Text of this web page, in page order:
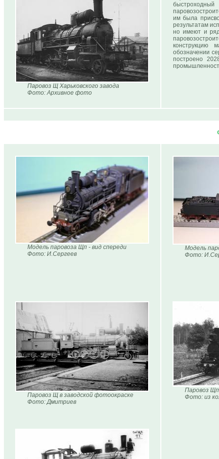
Паровоз Щ Харьковского завода
Фото: Архивное фото
им была
результатам
но имеют и ряд
конструкцию
обозначении
построено
Модель паровоза Щп - вид спереди
Фото: И.Сергеев
Модель
Фото:
Паровоз Щ в заводской фотоокраске
Фото: Дмитриев
Паровоз Щп
Фото: из